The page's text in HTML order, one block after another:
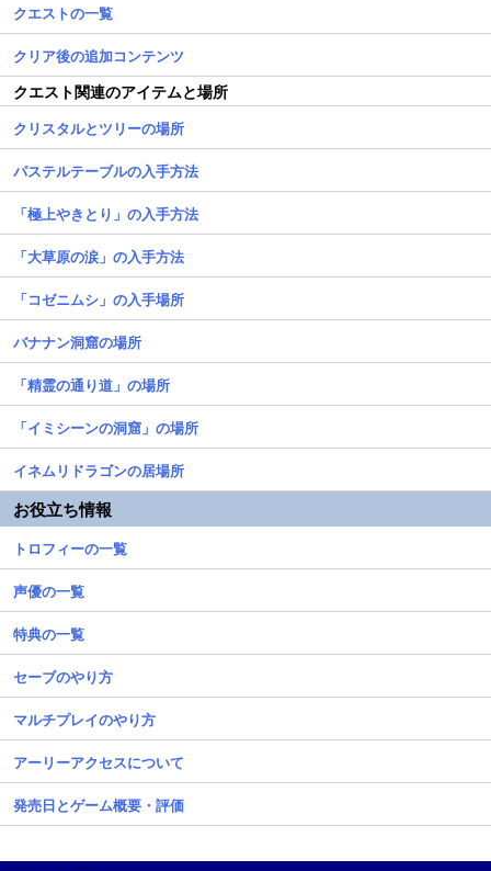
クエストの一覧
クリア後の追加コンテンツ
クエスト関連のアイテムと場所
クリスタルとツリーの場所
パステルテーブルの入手方法
「極上やきとり」の入手方法
「大草原の涙」の入手方法
「コゼニムシ」の入手場所
バナナン洞窟の場所
「精霊の通り道」の場所
「イミシーンの洞窟」の場所
イネムリドラゴンの居場所
お役立ち情報
トロフィーの一覧
声優の一覧
特典の一覧
セーブのやり方
マルチプレイのやり方
アーリーアクセスについて
発売日とゲーム概要・評価